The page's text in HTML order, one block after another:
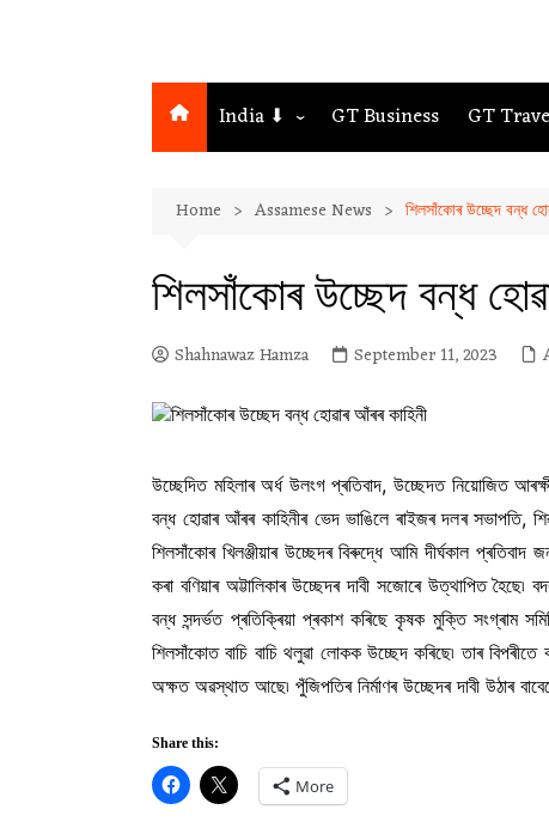
India ⬇
Guwahati
GT Business GT
Home Assamese News শিলসাঁকোৰ উচ্ছেদ বন্ধ
শিলসাঁকোৰ উচ্ছেদ বন্ধ
Shahnawaz Hamza September 11, 2023
উচ্ছেদিত মহিলাৰ অৰ্ধ উলংগ প্ৰতিবাদ, উচ্ছেদত নিয়োজিত
বন্ধ হোৱাৰ আঁৰৰ কাহিনীৰ ভেদ ভাঙিলে ৰাইজৰ দলৰ সভাপতি,
শিলসাঁকোৰ খিলঞ্জীয়াৰ উচ্ছেদৰ বিৰুদ্ধে আমি দীৰ্ঘকাল
কৰা বণিয়াৰ অট্টালিকাৰ উচ্ছেদৰ দাবী সজোৰে উত্থাপিত হৈছে৷
বন্ধ সন্দৰ্ভত প্ৰতিক্ৰিয়া প্ৰকাশ কৰিছে কৃষক মুক্তি সংগ্ৰাম
শিলসাঁকোত বাচি বাচি থলুৱা লোকক উচ্ছেদ কৰিছে৷ তাৰ
অক্ষত অৱস্থাত আছে৷ পুঁজিপতিৰ নিৰ্মাণৰ উচ্ছেদৰ দাবী উঠাৰ
Share this:
More